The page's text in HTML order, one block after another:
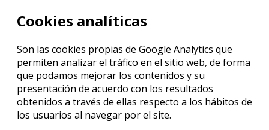
Cookies analíticas
Son las cookies propias de Google Analytics que
permiten analizar el tráfico en el sitio web, de forma
que podamos mejorar los contenidos y su
presentación de acuerdo con los resultados
obtenidos a través de ellas respecto a los hábitos de
los usuarios al navegar por el site.